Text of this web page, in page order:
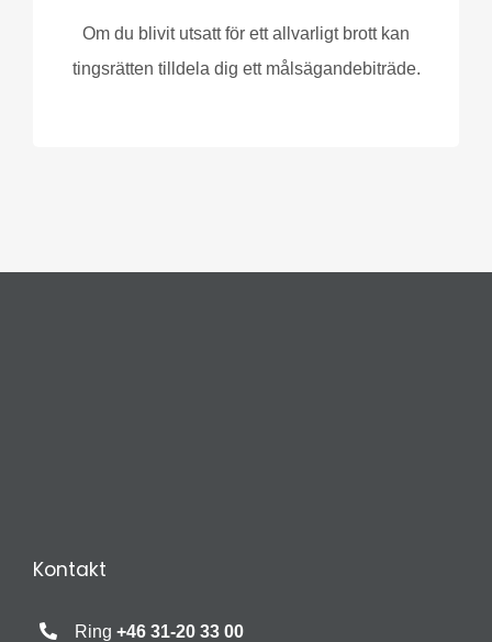
Om du blivit utsatt för ett allvarligt brott kan
tingsrätten tilldela dig ett målsägandebiträde.
Kontakt
Ring+46 31-20 33 00